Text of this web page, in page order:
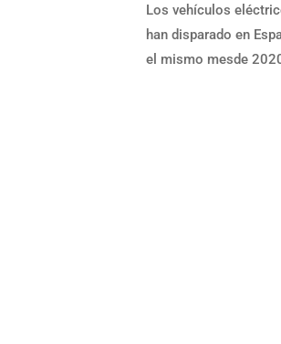
Los vehículos
han disparado en
el mismo mesde